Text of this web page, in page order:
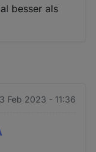
besser als
Feb 2023 - 11:36